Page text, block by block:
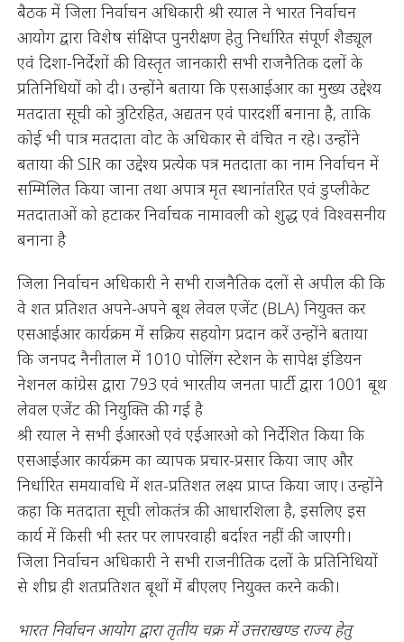
बैठक में जिला निर्वाचन अधिकारी श्री रयाल ने भारत निर्वाचन
आयोग द्वारा विशेष संक्षिप्त पुनरीक्षण हेतु निर्धारित संपूर्ण शैड्यूल
एवं दिशा-निर्देशों की विस्तृत जानकारी सभी राजनैतिक दलों के
प्रतिनिधियों को दी। उन्होंने बताया कि एसआईआर का मुख्य उद्देश्य
मतदाता सूची को त्रुटिरहित, अद्यतन एवं पारदर्शी बनाना है, ताकि
कोई भी पात्र मतदाता वोट के अधिकार से वंचित न रहे। उन्होंने
बताया की SIR का उद्देश्य प्रत्येक पत्र मतदाता का नाम निर्वाचन में
सम्मिलित किया जाना तथा अपात्र मृत स्थानांतरित एवं डुप्लीकेट
मतदाताओं को हटाकर निर्वाचक नामावली को शुद्ध एवं विश्वसनीय
बनाना है
जिला निर्वाचन अधिकारी ने सभी राजनैतिक दलों से अपील की कि
वे शत प्रतिशत अपने-अपने बूथ लेवल एजेंट (BLA) नियुक्त कर
एसआईआर कार्यक्रम में सक्रिय सहयोग प्रदान करें उन्होंने बताया
कि जनपद नैनीताल में 1010 पोलिंग स्टेशन के सापेक्ष इंडियन
नेशनल कांग्रेस द्वारा 793 एवं भारतीय जनता पार्टी द्वारा 1001 बूथ
लेवल एजेंट की नियुक्ति की गई है
श्री रयाल ने सभी ईआरओ एवं एईआरओ को निर्देशित किया कि
एसआईआर कार्यक्रम का व्यापक प्रचार-प्रसार किया जाए और
निर्धारित समयावधि में शत-प्रतिशत लक्ष्य प्राप्त किया जाए। उन्होंने
कहा कि मतदाता सूची लोकतंत्र की आधारशिला है, इसलिए इस
कार्य में किसी भी स्तर पर लापरवाही बर्दाश्त नहीं की जाएगी।
जिला निर्वाचन अधिकारी ने सभी राजनीतिक दलों के प्रतिनिधियों
से शीघ्र ही शतप्रतिशत बूथों में बीएलए नियुक्त करने ककी।
भारत निर्वाचन आयोग द्वारा तृतीय चक्र में उत्तराखण्ड राज्य हेतु